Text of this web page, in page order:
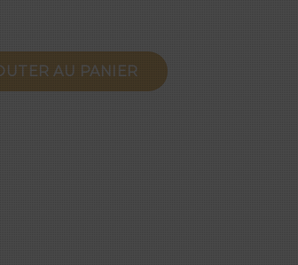
AU PANIER